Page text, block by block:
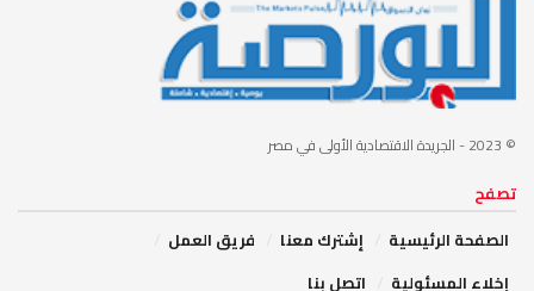
© 2023 - الجريدة الاقتصادية الأولى في مصر
تصفح
الصفحة الرئيسية
إشترك معنا
فريق العمل
إخلاء المسئولية
اتصل بنا